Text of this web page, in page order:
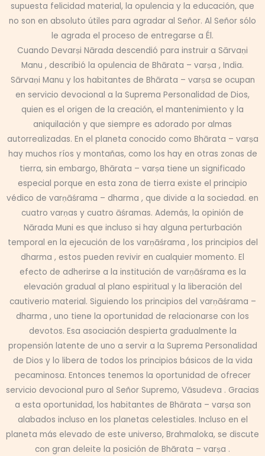
supuesta felicidad material, la opulencia y la educación, que
no son en absoluto útiles para agradar al Señor. Al Señor sólo
le agrada el proceso de entregarse a Él.
Cuando Devarṣi Nārada descendió para instruir a Sārvaṇi
Manu , describió la opulencia de Bhārata – varṣa , India.
Sārvaṇi Manu y los habitantes de Bhārata – varṣa se ocupan
en servicio devocional a la Suprema Personalidad de Dios,
quien es el origen de la creación, el mantenimiento y la
aniquilación y que siempre es adorado por almas
autorrealizadas. En el planeta conocido como Bhārata – varṣa
hay muchos ríos y montañas, como los hay en otras zonas de
tierra, sin embargo, Bhārata – varṣa tiene un significado
especial porque en esta zona de tierra existe el principio
védico de varṇāśrama – dharma , que divide a la sociedad. en
cuatro varṇas y cuatro āśramas. Además, la opinión de
Nārada Muni es que incluso si hay alguna perturbación
temporal en la ejecución de los varṇāśrama , los principios del
dharma , estos pueden revivir en cualquier momento. El
efecto de adherirse a la institución de varṇāśrama es la
elevación gradual al plano espiritual y la liberación del
cautiverio material. Siguiendo los principios del varṇāśrama –
dharma , uno tiene la oportunidad de relacionarse con los
devotos. Esa asociación despierta gradualmente la
propensión latente de uno a servir a la Suprema Personalidad
de Dios y lo libera de todos los principios básicos de la vida
pecaminosa. Entonces tenemos la oportunidad de ofrecer
servicio devocional puro al Señor Supremo, Vāsudeva . Gracias
a esta oportunidad, los habitantes de Bhārata – varṣa son
alabados incluso en los planetas celestiales. Incluso en el
planeta más elevado de este universo, Brahmaloka, se discute
con gran deleite la posición de Bhārata – varṣa .